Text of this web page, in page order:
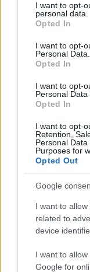
not limited to your
grant or deny
use your data for
consent section.
I want to opt-
personal data.
Opted In
I want to opt-
Personal Data.
Opted In
I want to opt-
Personal Data
Opted In
I want to opt-
Retention,
Personal
Purposes for
Opted Out
Google
I want to
related to
device
I want to
Google for
Continua a
LIFESTYLE